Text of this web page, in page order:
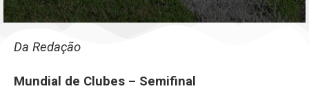
Da Redação
Mundial de Clubes – Semifinal